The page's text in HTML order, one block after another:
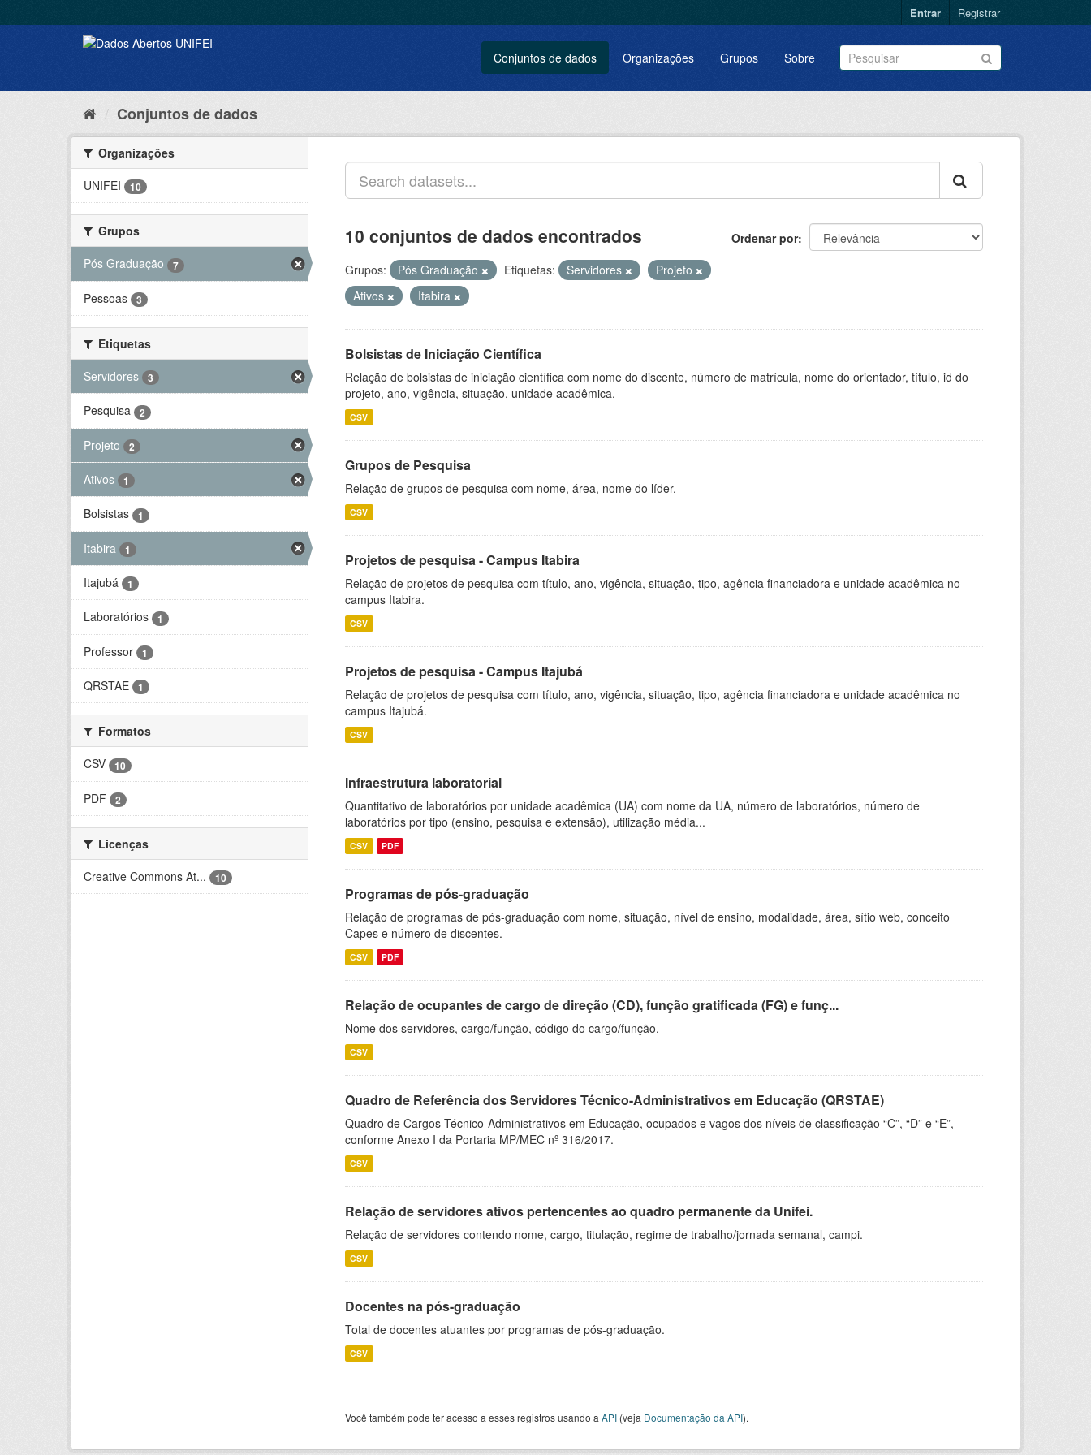
Entrar Registrar
Conjuntos de dados Organizações Grupos Sobre
Conjuntos de dados
Organizações
UNIFEI
10
Grupos
Pós Graduação
7
Pessoas 3
Etiquetas
Servidores
3
Pesquisa 2
Projeto 2
Ativos 1
Bolsistas 1
Itabira 1
Itajubá 1
Laboratórios 1
Professor 1
QRSTAE 1
Formatos
CSV
10
PDF 2
Licenças
Creative Commons At...
10
Ordenar por
10 conjuntos de dados encontrados
Grupos: Pós Graduação Etiquetas: Servidores
Projeto
Ativos
Itabira
Bolsistas de Iniciação Científica
Relação de bolsistas de iniciação científica com nome do discente, número de matrícula, nome do orientador, título, id do
projeto, ano, vigência, situação, unidade acadêmica.
CSV
Grupos de Pesquisa
Relação de grupos de pesquisa com nome, área, nome do líder.
CSV
Projetos de pesquisa - Campus Itabira
Relação de projetos de pesquisa com título, ano, vigência, situação, tipo, agência financiadora e unidade acadêmica no
campus Itabira.
CSV
Projetos de pesquisa - Campus Itajubá
Relação de projetos de pesquisa com título, ano, vigência, situação, tipo, agência financiadora e unidade acadêmica no
campus Itajubá.
CSV
Infraestrutura laboratorial
Quantitativo de laboratórios por unidade acadêmica (UA) com nome da UA, número de laboratórios, número de
laboratórios por tipo (ensino, pesquisa e extensão), utilização média...
CSV PDF
Programas de pós-graduação
Relação de programas de pós-graduação com nome, situação, nível de ensino, modalidade, área, sítio web, conceito
Capes e número de discentes.
CSV PDF
Relação de ocupantes de cargo de direção (CD), função gratificada (FG) e funç...
Nome dos servidores, cargo/função, código do cargo/função.
CSV
Quadro de Referência dos Servidores Técnico-Administrativos em Educação (QRSTAE)
Quadro de Cargos Técnico-Administrativos em Educação, ocupados e vagos dos níveis de classificação “C”, “D” e “E”,
conforme Anexo I da Portaria MP/MEC nº 316/2017.
CSV
Relação de servidores ativos pertencentes ao quadro permanente da Unifei.
Relação de servidores contendo nome, cargo, titulação, regime de trabalho/jornada semanal, campi.
CSV
Docentes na pós-graduação
Total de docentes atuantes por programas de pós-graduação.
CSV
Você também pode ter acesso a esses registros usando a API (veja Documentação da API).